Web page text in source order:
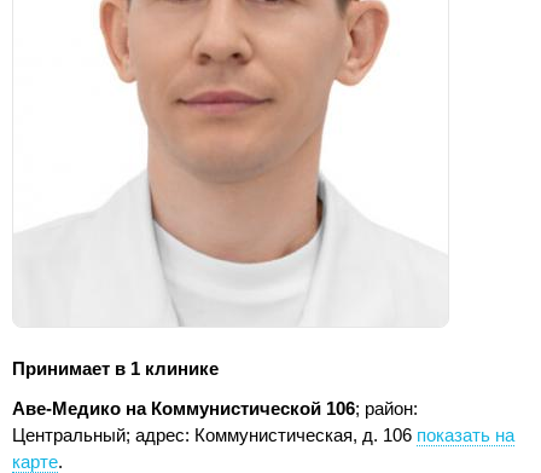
Принимает в 1 клинике
Аве-Медико на Коммунистической 106; район:
Центральный; адрес: Коммунистическая, д. 106 показать на
карте.